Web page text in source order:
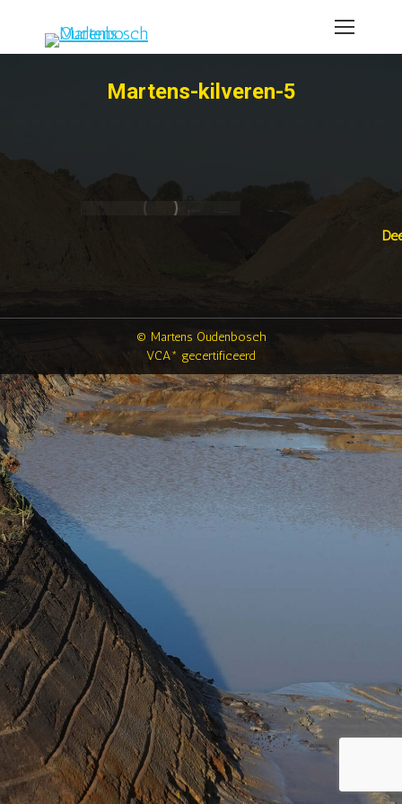
Martens-kilveren-5
© Martens Oudenbosch
VCA* gecertificeerd